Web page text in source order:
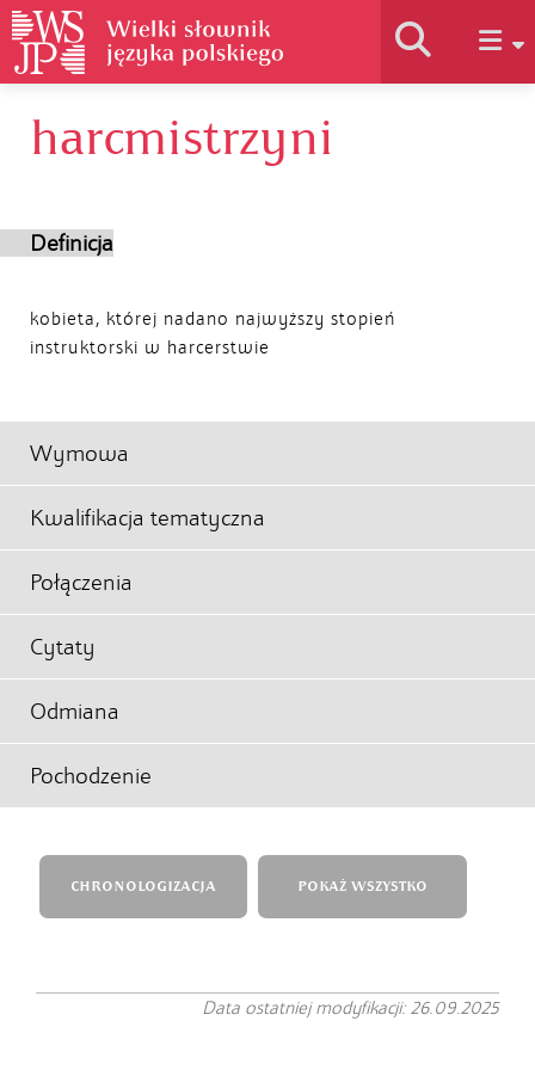
Historia słownika
harcmistrzyni
Definicja
kobieta, której nadano najwyższy stopień
instruktorski w harcerstwie
Wymowa
Kwalifikacja tematyczna
Połączenia
Cytaty
Odmiana
Pochodzenie
CHRONOLOGIZACJA POKAŻ WSZYSTKO
Data ostatniej modyfikacji: 26.09.2025